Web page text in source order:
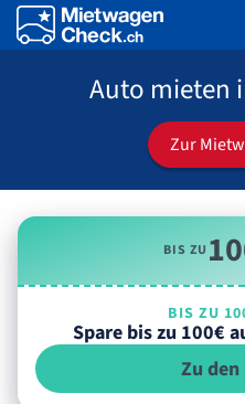
Auto mieten
Zur
BIS ZU
BIS ZU
Spare bis zu 100€
Zu den